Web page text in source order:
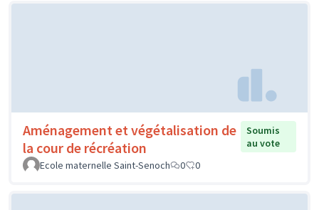
Aménagement et végétalisation de
la cour de récréation
Soumis
au vote
Ecole maternelle Saint-Senoch
0 0